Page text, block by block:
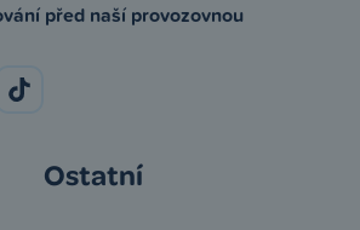
před naší provozovnou
Ostatní